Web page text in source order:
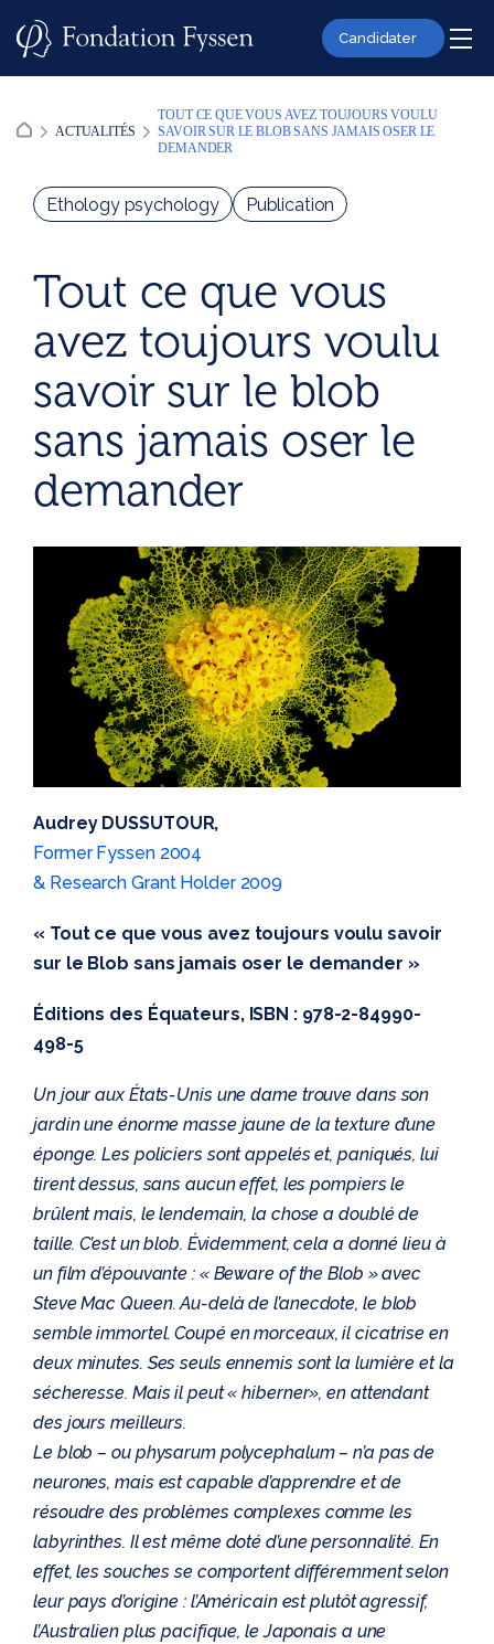
Candidater
ACTUALITÉS
TOUT CE QUE VOUS AVEZ TOUJOURS VOULU
SAVOIR SUR LE BLOB SANS JAMAIS OSER LE
DEMANDER
Ethology psychology Publication
Tout ce que vous
avez toujours voulu
savoir sur le blob
sans jamais oser le
demander
Audrey DUSSUTOUR,
Former Fyssen 2004
& Research Grant Holder 2009
« Tout ce que vous avez toujours voulu savoir
sur le Blob sans jamais oser le demander »
Éditions des Équateurs, ISBN : 978-2-84990-
498-5
Un jour aux États-Unis une dame trouve dans son
jardin une énorme masse jaune de la texture d’une
éponge. Les policiers sont appelés et, paniqués, lui
tirent dessus, sans aucun effet, les pompiers le
brûlent mais, le lendemain, la chose a doublé de
taille. C’est un blob. Évidemment, cela a donné lieu à
un film d’épouvante : « Beware of the Blob » avec
Steve Mac Queen. Au-delà de l’anecdote, le blob
semble immortel. Coupé en morceaux, il cicatrise en
deux minutes. Ses seuls ennemis sont la lumière et la
sécheresse. Mais il peut « hiberner», en attendant
des jours meilleurs.
Le blob – ou physarum polycephalum – n’a pas de
neurones, mais est capable d’apprendre et de
résoudre des problèmes complexes comme les
labyrinthes. Il est même doté d’une personnalité. En
effet, les souches se comportent différemment selon
leur pays d’origine : l’Américain est plutôt agressif,
l’Australien plus pacifique, le Japonais a une